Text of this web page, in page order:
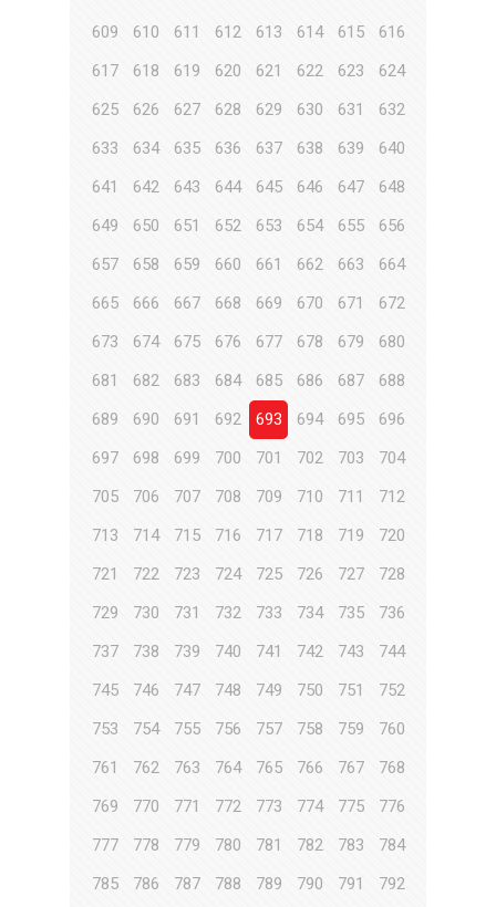
609
610 611 612 613 614 615
616
617
618 619 620 621 622 623
624
625
626 627 628 629 630 631
632
633
634 635 636 637 638 639
640
641
642 643 644 645 646 647
648
649
650 651 652 653 654 655
656
657
658 659 660 661 662 663
664
665
666 667 668 669 670 671
672
673
674 675 676 677 678 679
680
681
682 683 684 685 686 687
688
689
690 691 692 693 694 695
696
697
698 699 700 701 702 703
704
705
706 707 708 709 710 711
712
713
714 715 716 717 718 719
720
721
722 723 724 725 726 727
728
729
730 731 732 733 734 735
736
737
738 739 740 741 742 743
744
745
746 747 748 749 750 751
752
753
754 755 756 757 758 759
760
761
762 763 764 765 766 767
768
769
770 771 772 773 774 775
776
777
778 779 780 781 782 783
784
785
786 787 788 789 790 791
792